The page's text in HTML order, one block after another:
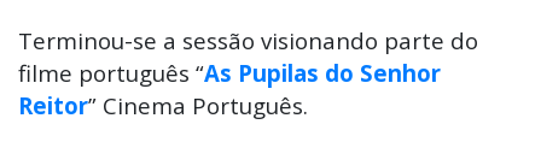
Terminou-se a sessão visionando parte do
filme português “As Pupilas do Senhor
Reitor” Cinema Português.